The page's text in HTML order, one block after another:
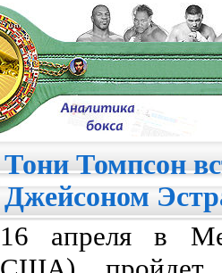
Тони Томпсон
Джейсоном
16 апреля в